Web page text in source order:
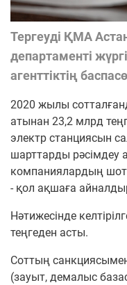
Тергеуді ҚМА
департаменті
агенттіктің
2020 жылы
атынан 23,2 млрд
электр станциясын
шарттарды рәсімдеу
компаниялардың
- қол ақшаға
Нəтижесінде
теңгеден асты.
Соттың
(зауыт, демалыс